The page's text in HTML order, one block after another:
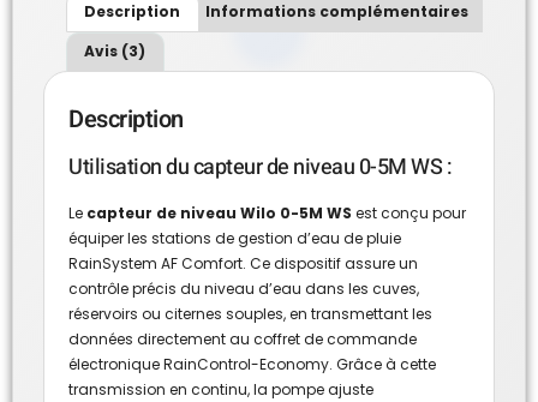
Description
Informations complémentaires
Avis (3)
Description
Utilisation du capteur de niveau 0-5M WS :
Le capteur de niveau Wilo 0-5M WS est conçu pour
équiper les stations de gestion d’eau de pluie
RainSystem AF Comfort. Ce dispositif assure un
contrôle précis du niveau d’eau dans les cuves,
réservoirs ou citernes souples, en transmettant les
données directement au coffret de commande
électronique RainControl-Economy. Grâce à cette
transmission en continu, la pompe ajuste